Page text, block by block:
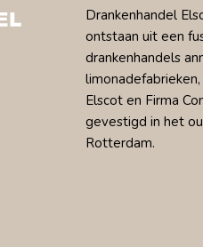
Drankenhandel
ontstaan uit een
drankenhandels
Elscot en Firma
gevestigd in het
Rotterdam.